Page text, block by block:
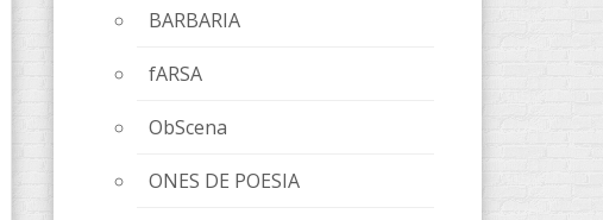
BARBARIA
fARSA
ObScena
ONES DE POESIA